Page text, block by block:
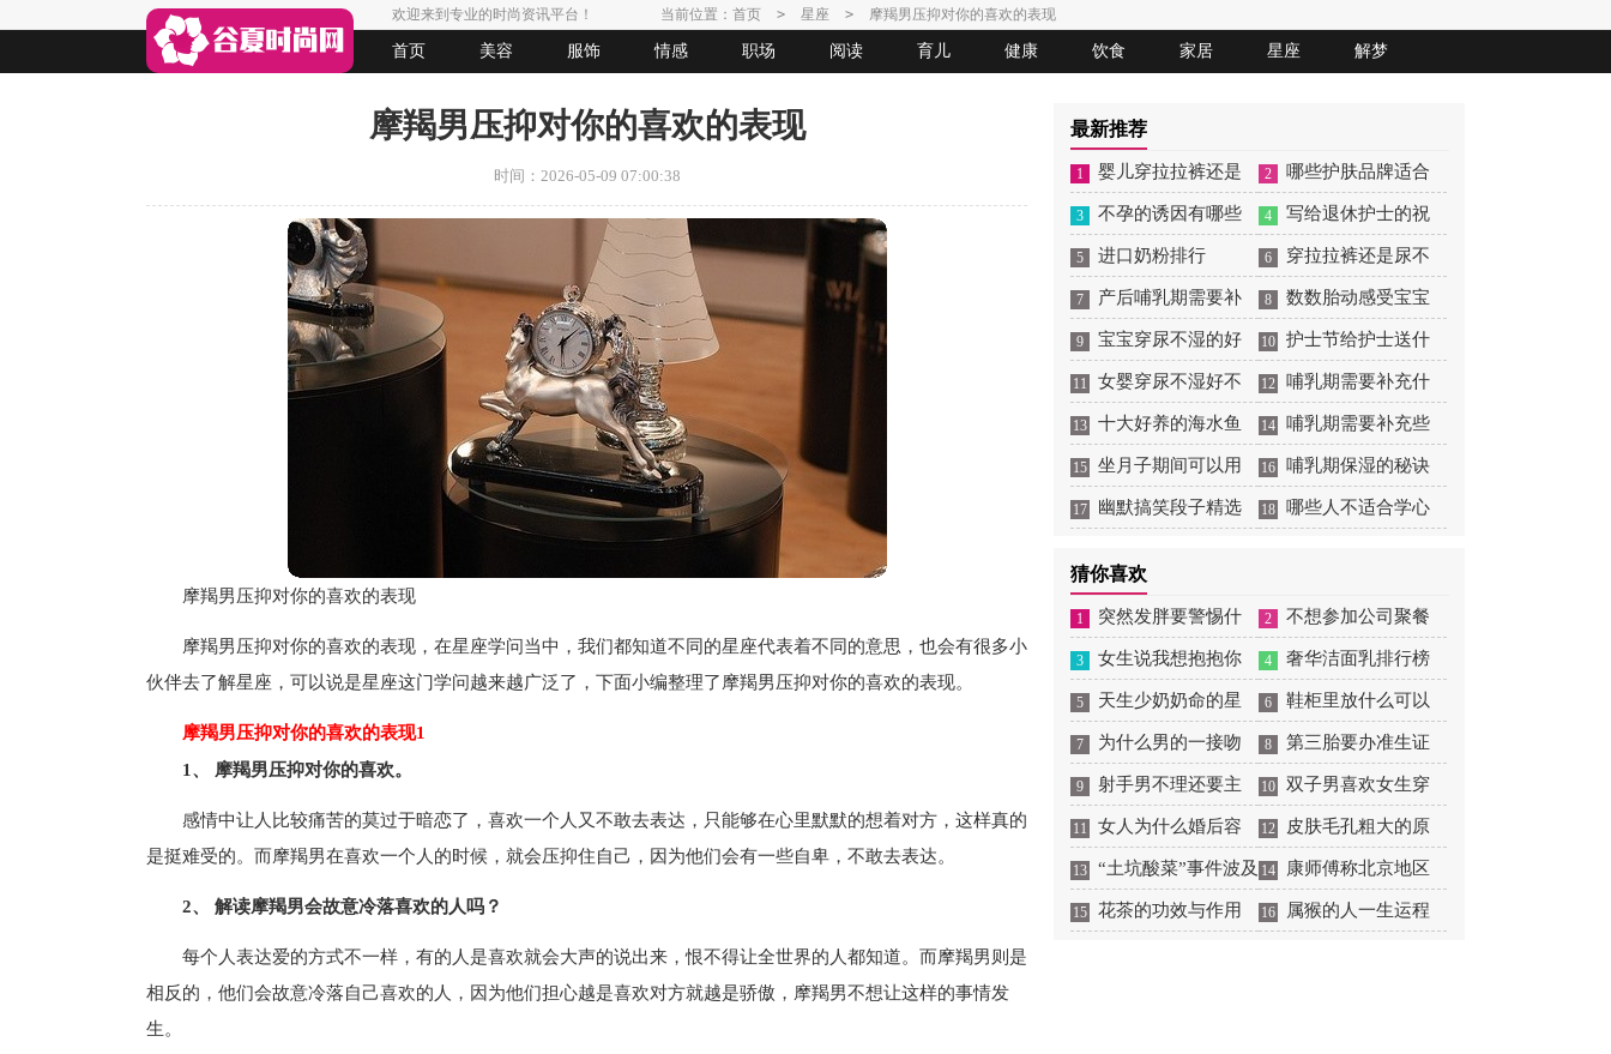
欢迎来到专业的时尚资讯平台！
首页 美容 服饰 情感 职场 阅读 育儿 健康 饮食 家居 星座 解梦
当前位置：首页 > 星座 > 摩羯男压抑对你的喜欢的表现
摩羯男压抑对你的喜欢的表现
时间：2026-05-09 07:00:38
摩羯男压抑对你的喜欢的表现
摩羯男压抑对你的喜欢的表现，在星座学问当中，我们都知道不同的星座代表着不同的意思，也会有很多小
伙伴去了解星座，可以说是星座这门学问越来越广泛了，下面小编整理了摩羯男压抑对你的喜欢的表现。
摩羯男压抑对你的喜欢的表现1
1、 摩羯男压抑对你的喜欢。
感情中让人比较痛苦的莫过于暗恋了，喜欢一个人又不敢去表达，只能够在心里默默的想着对方，这样真的
是挺难受的。而摩羯男在喜欢一个人的时候，就会压抑住自己，因为他们会有一些自卑，不敢去表达。
2、 解读摩羯男会故意冷落喜欢的人吗？
每个人表达爱的方式不一样，有的人是喜欢就会大声的说出来，恨不得让全世界的人都知道。而摩羯男则是
相反的，他们会故意冷落自己喜欢的人，因为他们担心越是喜欢对方就越是骄傲，摩羯男不想让这样的事情发
生。
最新推荐
1 婴儿穿拉拉裤还是
纸尿裤好
2 哪些护肤品牌适合
哺乳期用
3 不孕的诱因有哪些 4 写给退休护士的祝
福语
5 进口奶粉排行 6 穿拉拉裤还是尿不
湿
7 产后哺乳期需要补
充什么
8 数数胎动感受宝宝
的快乐
9 宝宝穿尿不湿的好
处与弊端
10 护士节给护士送什
么花
11 女婴穿尿不湿好不
好
12 哺乳期需要补充什
么微量元素
13 十大好养的海水鱼 14 哺乳期需要补充些
什么
15 坐月子期间可以用
水和乳液吗
16 哺乳期保湿的秘诀
17 幽默搞笑段子精选 18 哪些人不适合学心
猜你喜欢
1 突然发胖要警惕什
么病
2 不想参加公司聚餐
怎么拒绝
3 女生说我想抱抱你 4 奢华洁面乳排行榜
大全
5 天生少奶奶命的星
座女有哪些
6 鞋柜里放什么可以
除臭消菌
7 为什么男的一接吻
就喜欢伸舌头
8 第三胎要办准生证
吗
9 射手男不理还要主
动吗
10 双子男喜欢女生穿
什么样的衣服
11 女人为什么婚后容
易发胖
12 皮肤毛孔粗大的原
因有哪些
13 “土坑酸菜”事件波及
菜农，芥菜囤积如山
14 康师傅称北京地区
销售产品非问题酸菜
15 花茶的功效与作用 16 属猴的人一生运程